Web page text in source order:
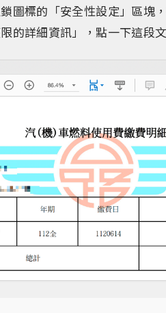
圖標的「安全性設定」區塊
的詳細資訊」，點一下這段